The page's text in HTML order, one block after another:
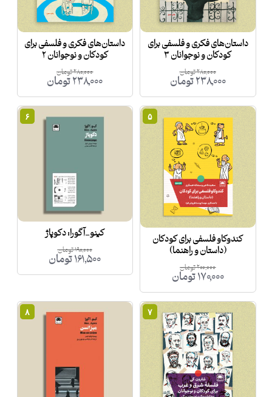
داستان‌های فکری و فلسفی برای
کودکان و نوجوانان ۳
۲۸۰,۰۰۰تومان
۲۳۸,۰۰۰تومان
داستان‌های فکری و فلسفی برای
کودکان و نوجوانان ۲
۲۸۰,۰۰۰تومان
۲۳۸,۰۰۰تومان
۵
کندوکاو فلسفی برای کودکان
(داستان و راهنما)
۲۰۰,۰۰۰تومان
۱۷۰,۰۰۰تومان
۶
کینو_آگورا: دکوپاژ
۱۹۰,۰۰۰تومان
۱۶۱,۵۰۰تومان
۷ ۸